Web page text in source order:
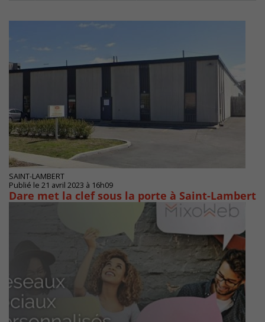
SAINT-LAMBERT
Publié le 21 avril 2023 à 16h09
Dare met la clef sous la porte à Saint-Lambert